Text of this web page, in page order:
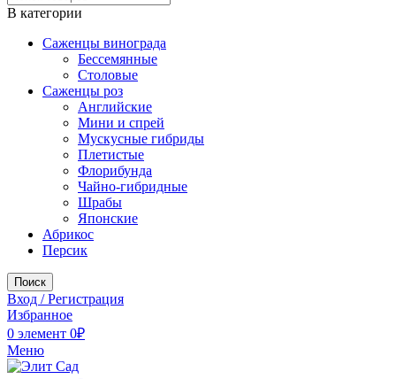
В категории
Саженцы винограда
Бессемянные
Столовые
Саженцы роз
Английские
Мини и спрей
Мускусные гибриды
Плетистые
Флорибунда
Чайно-гибридные
Шрабы
Японские
Абрикос
Персик
Поиск
Вход / Регистрация
Избранное
0 элемент 0₽
Меню